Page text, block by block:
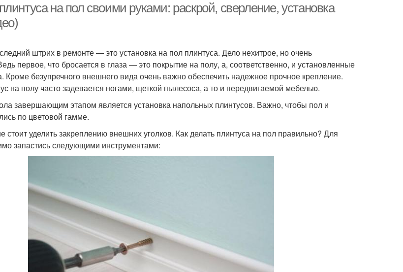
на пол своими руками: раскрой, сверление, установка
штрих в ремонте — это установка на пол плинтуса. Дело нехитрое, но очень
первое, что бросается в глаза — это покрытие на полу, а, соответственно, и установленные
Кроме безупречного внешнего вида очень важно обеспечить надежное прочное крепление.
на полу часто задевается ногами, щеткой пылесоса, а то и передвигаемой мебелью.
завершающим этапом является установка напольных плинтусов. Важно, чтобы пол и
по цветовой гамме.
стоит уделить закреплению внешних уголков. Как делать плинтуса на пол правильно? Для
запастись следующими инструментами: